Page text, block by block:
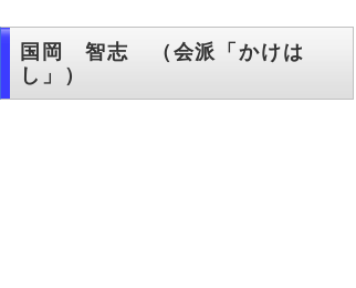
国岡 智志 （会派「かけは
し」）